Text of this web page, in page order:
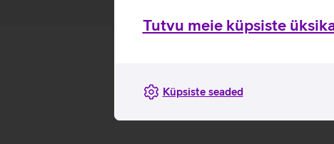
Tutvu meie küpsiste
Küpsiste seaded